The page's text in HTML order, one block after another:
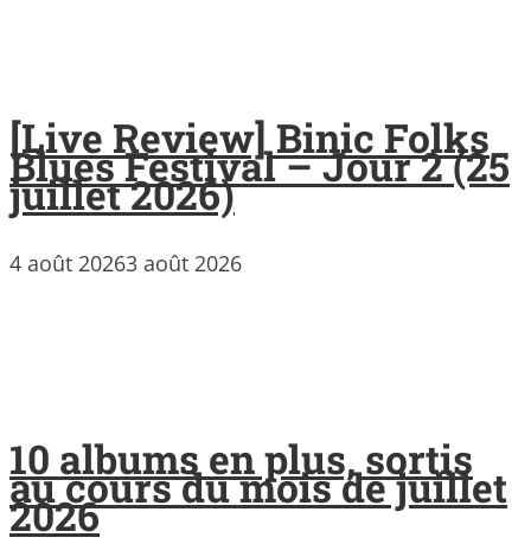
[Live Review] Binic Folks
Blues Festival – Jour 2 (25
juillet 2026)
4 août 20263 août 2026
10 albums en plus, sortis
au cours du mois de juillet
2026